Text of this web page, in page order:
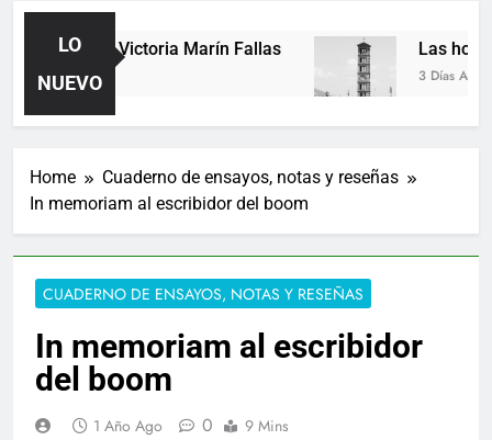
LO
NUEVO
de Victoria Marín Fallas
Día Ago
Las horas
3 Días Ago
Home
Cuaderno de ensayos, notas y reseñas
In memoriam al escribidor del boom
CUADERNO DE ENSAYOS, NOTAS Y RESEÑAS
In memoriam al escribidor
del boom
1 Año Ago 0 9 Mins